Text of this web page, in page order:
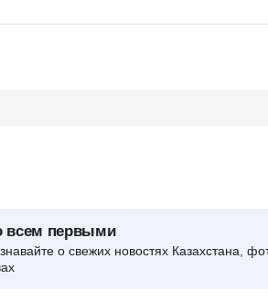
всем первыми
о свежих новостях Казахстана,